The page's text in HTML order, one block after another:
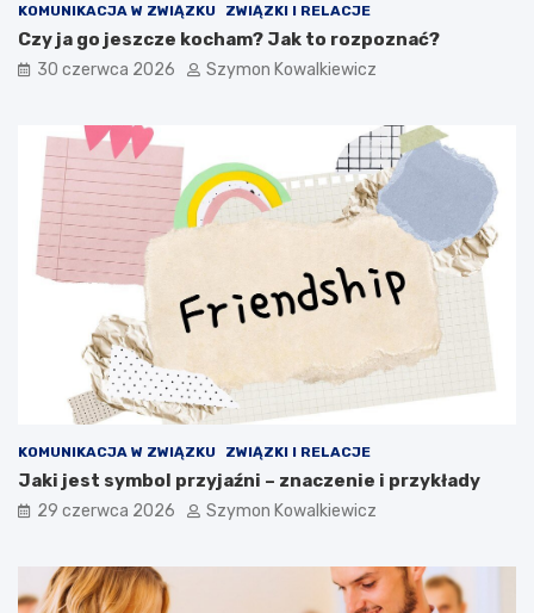
KOMUNIKACJA W ZWIĄZKU ZWIĄZKI I RELACJE
Czy ja go jeszcze kocham? Jak to rozpoznać?
30 czerwca 2026 Szymon Kowalkiewicz
KOMUNIKACJA W ZWIĄZKU ZWIĄZKI I RELACJE
Jaki jest symbol przyjaźni – znaczenie i przykłady
29 czerwca 2026 Szymon Kowalkiewicz